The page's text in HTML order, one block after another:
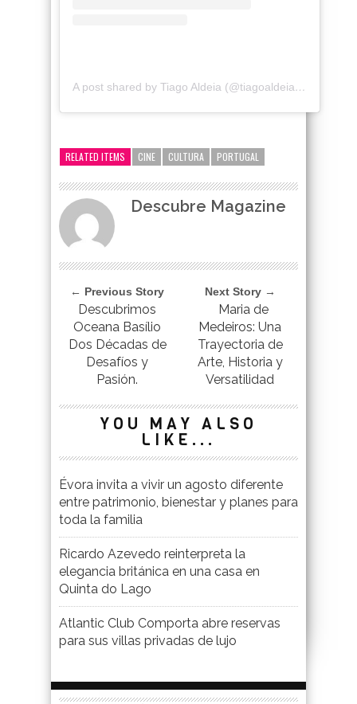
A post shared by Tiago Aldeia (@tiagoaldeia.oficial)
RELATED ITEMS CINE CULTURA PORTUGAL
Descubre Magazine
← Previous Story
Descubrimos
Oceana Basílio
Dos Décadas de
Desafíos y
Pasión.
Next Story →
Maria de
Medeiros: Una
Trayectoria de
Arte, Historia y
Versatilidad
YOU MAY ALSO
LIKE...
Évora invita a vivir un agosto diferente
entre patrimonio, bienestar y planes para
toda la familia
Ricardo Azevedo reinterpreta la
elegancia británica en una casa en
Quinta do Lago
Atlantic Club Comporta abre reservas
para sus villas privadas de lujo